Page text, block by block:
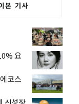
본 기사
요
코스